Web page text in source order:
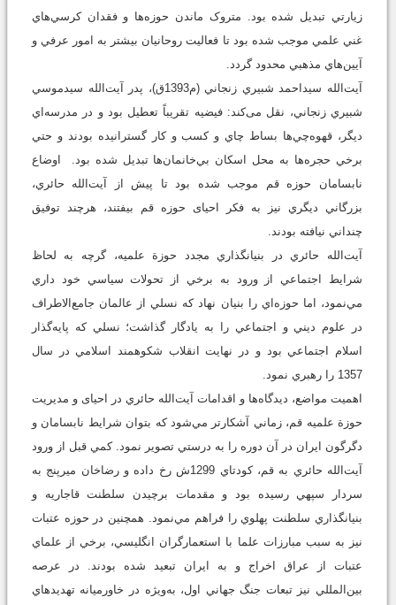
زيارتي تبديل شده بود. متروک ماندن حوزه‌ها و فقدان کرسي‌هاي
غني علمي موجب شده بود تا فعاليت روحانيان بيشتر به امور عرفي و
آيين‌هاي مذهبي محدود گردد.
آيت‌‌الله سیداحمد شبيري زنجاني (م1393ق)، پدر آيت‌‌الله سيدموسي
شبيري زنجاني، نقل می‌کند: فيضيه تقريباً تعطيل بود و در مدرسه‌اي
ديگر، قهوه‌چي‌ها بساط چاي و کسب و کار گسترانيده بودند و حتي
برخي حجره‌ها به محل اسکان بي‌خانمان‌ها تبديل شده بود. اوضاع
نابسامان حوزه قم موجب شده بود تا پيش از آيت‌‌الله حائري،
بزرگاني ديگري نيز به فکر احيای حوزه قم بيفتند، هرچند توفيق
چنداني نيافته بودند.
آيت‌‌الله حائري در بنيانگذاري مجدد حوزة علميه، گرچه به لحاظ
شرایط اجتماعي از ورود به برخي از تحولات سياسي خود داري
مي‌نمود، اما حوزه‌اي را بنيان نهاد که نسلي از عالمان جامع‌الاطراف
در علوم ديني و اجتماعي را به يادگار گذاشت؛ نسلي که پايه‌گذار
اسلام اجتماعي بود و در نهايت انقلاب شکوهمند اسلامي در سال
1357 را رهبري نمود.
اهميت مواضع، ديدگاه‌ها و اقدامات آيت‌‌الله حائري در احيای و مديريت
حوزة علميه قم، زماني آشکار‌تر مي‌شود که بتوان شرایط نابسامان و
دگرگون ايران در آن دوره را به درستي تصوير نمود. کمي قبل از ورود
آيت‌‌الله حائري به قم، کودتاي 1299ش رخ داده و رضاخان ميرپنج به
سردار سپهي رسيده بود و مقدمات برچيدن سلطنت قاجاريه و
بنيانگذاري سلطنت پهلوي را فراهم مي‌نمود. همچنين در حوزه عتبات
نيز به سبب مبارزات علما با استعمارگران انگليسي، برخي از علماي
عتبات از عراق اخراج و به ايران تبعيد شده بودند. در عرصه
بين‌المللي نيز تبعات جنگ جهاني اول، به‌ويژه در خاورميانه تهديدهاي